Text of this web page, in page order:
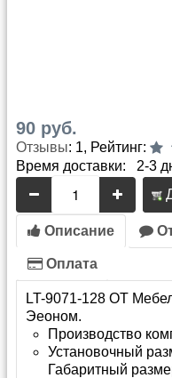
90 руб.
Отзывы: 1, Рейтинг:
Время доставки: 2-3
Описание
Оплата
LT-9071-128 OT
Эеоном.
Производство
Установочный
Габаритный